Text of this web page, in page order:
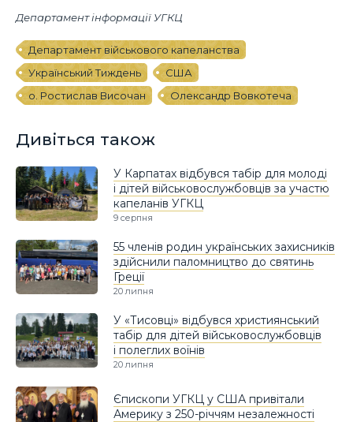
Департамент інформації УГКЦ
Департамент військового капеланства
Український Тиждень
США
о. Ростислав Височан
Олександр Вовкотеча
Дивіться також
У Карпатах відбувся табір для молоді
і дітей військовослужбовців за участю
капеланів УГКЦ
9 серпня
55 членів родин українських захисників
здійснили паломництво до святинь
Греції
20 липня
У «Тисовці» відбувся християнський
табір для дітей військовослужбовців
і полеглих воїнів
20 липня
Єпископи УГКЦ у США привітали
Америку з 250-річчям незалежності